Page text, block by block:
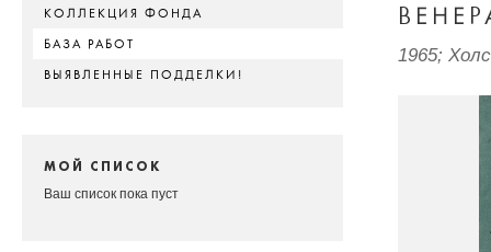
КОЛЛЕКЦИЯ ФОНДА
БАЗА РАБОТ
ВЫЯВЛЕННЫЕ ПОДДЕЛКИ!
МОЙ СПИСОК
Ваш список пока пуст
1965;